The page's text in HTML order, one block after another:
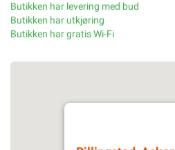
Butikken har levering med bud
Butikken har utkjøring
Butikken har gratis Wi-Fi